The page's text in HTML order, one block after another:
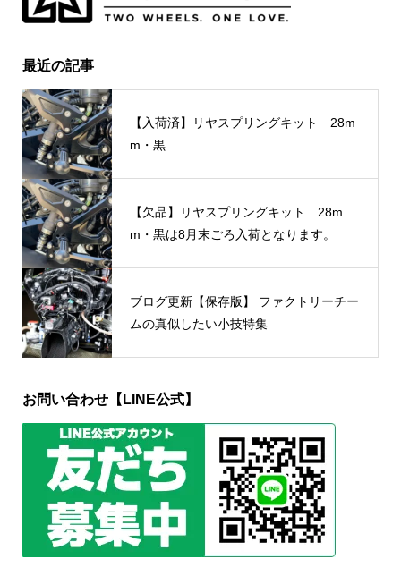
最近の記事
【入荷済】リヤスプリングキット 28m
m・黒
【欠品】リヤスプリングキット 28m
m・黒は8月末ごろ入荷となります。
ブログ更新【保存版】 ファクトリーチー
ムの真似したい小技特集
お問い合わせ【LINE公式】